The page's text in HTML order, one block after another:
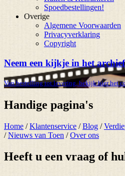
Spoedbestellingen!
Overige
Algemene Voorwaarden
Privacyverklaring
Copyright
Neem een kijkje in het archief
Van bestelling tot levering, bekijk hier het
Handige pagina's
Home /Klantenservice /Blog /
/Nieuws van Toen /Over ons
Heeft u een vraag of